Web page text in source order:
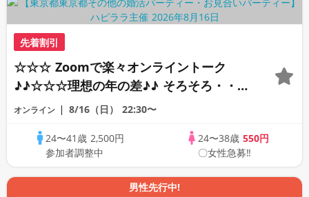
先着割引
☆☆☆ Zoomで楽々オンライントーク
♪♪☆☆☆理想の年の差♪♪ そろそろ・・・
素敵な恋人見つけたい♪ ♪☆カジュアルな
行あり♪♪
オンライン 8/16（日） 22:30〜
24〜41歳 2,500円
参加者調整中
24〜38歳 550円
〇女性急募‼
男性先行中!